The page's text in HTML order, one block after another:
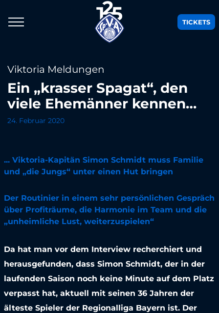
TICKETS
Viktoria Meldungen
Ein „krasser Spagat“, den
viele Ehemänner kennen…
24. Februar 2020
... Viktoria-Kapitän Simon Schmidt muss Familie
und „die Jungs“ unter einen Hut bringen
Der Routinier in einem sehr persönlichen Gespräch
über Profiträume, die Harmonie im Team und die
„unheimliche Lust, weiterzuspielen“
Da hat man vor dem Interview recherchiert und
herausgefunden, dass Simon Schmidt, der in der
laufenden Saison noch keine Minute auf dem Platz
verpasst hat, aktuell mit seinen 36 Jahren der
älteste Spieler der Regionalliga Bayern ist. Der